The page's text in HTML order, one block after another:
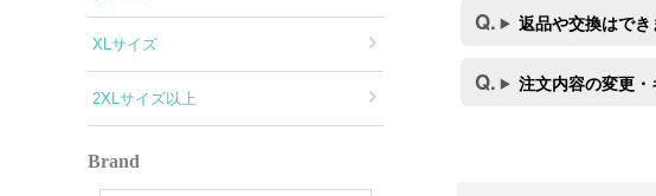
XLサイズ
2XLサイズ以上
Brand
返品や交換はでき
注文内容の変更